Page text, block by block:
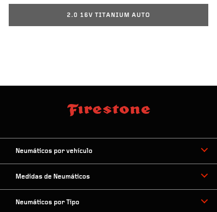
2.0 16V TITANIUM AUTO
Neumáticos por vehículo
Medidas de Neumáticos
Neumáticos por Tipo